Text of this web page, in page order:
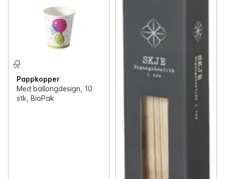
Pappkopper
Med ballongdesign, 10
stk, BioPak